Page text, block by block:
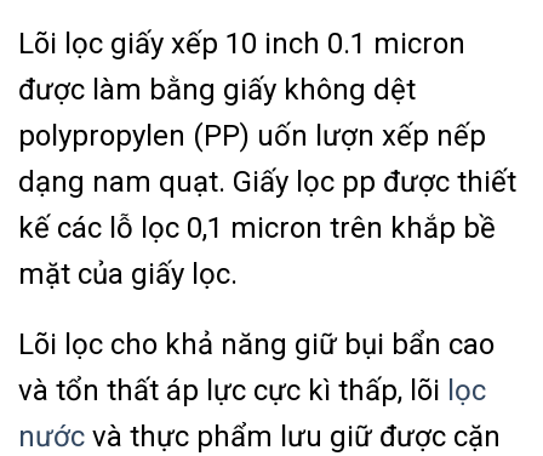
Lõi lọc giấy xếp 10 inch 0.1 micron
được làm bằng giấy không dệt
polypropylen (PP) uốn lượn xếp nếp
dạng nam quạt. Giấy lọc pp được thiết
kế các lỗ lọc 0,1 micron trên khắp bề
mặt của giấy lọc.
Lõi lọc cho khả năng giữ bụi bẩn cao
và tổn thất áp lực cực kì thấp, lõi lọc
nước và thực phẩm lưu giữ được cặn